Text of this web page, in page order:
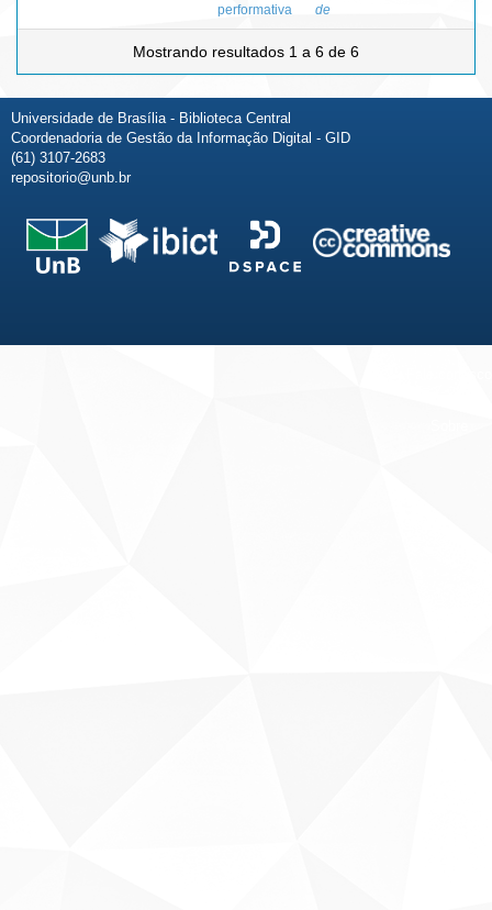
performativa
de
Mostrando resultados 1 a 6 de 6
Universidade de Brasília - Biblioteca Central
Coordenadoria de Gestão da Informação Digital - GID
(61) 3107-2683
repositorio@unb.br